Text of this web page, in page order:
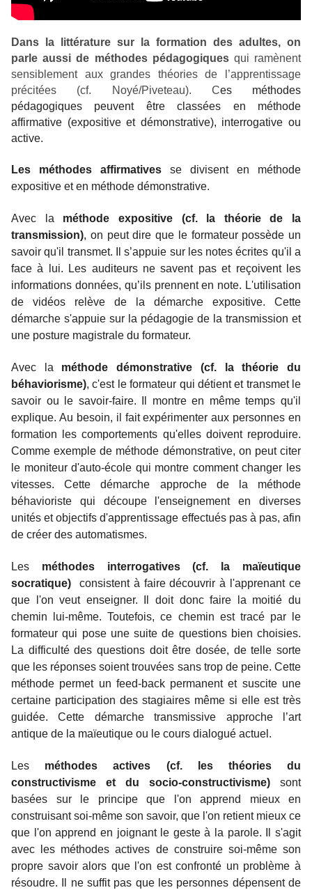
Dans la littérature sur la formation des adultes, on
parle aussi de méthodes pédagogiques qui ramènent
sensiblement aux grandes théories de l’apprentissage
précitées (cf. Noyé/Piveteau). Ces méthodes
pédagogiques peuvent être classées en méthode
affirmative (expositive et démonstrative), interrogative ou
active.
Les méthodes affirmatives se divisent en méthode
expositive et en méthode démonstrative.
Avec la méthode expositive (cf. la théorie de la
transmission), on peut dire que le formateur possède un
savoir qu'il transmet. Il s’appuie sur les notes écrites qu'il a
face à lui. Les auditeurs ne savent pas et reçoivent les
informations données, qu’ils prennent en note. L'utilisation
de vidéos relève de la démarche expositive. Cette
démarche s'appuie sur la pédagogie de la transmission et
une posture magistrale du formateur.
Avec la
méthode démonstrative (cf. la théorie du
béhaviorisme), c'est le formateur qui détient et transmet le
savoir ou le savoir-faire. Il montre en même temps qu'il
explique. Au besoin, il fait expérimenter aux personnes en
formation les comportements qu'elles doivent reproduire.
Comme exemple de méthode démonstrative, on peut citer
le moniteur d'auto-école qui montre comment changer les
vitesses. Cette démarche approche de la méthode
béhavioriste qui découpe l'enseignement en diverses
unités et objectifs d'apprentissage effectués pas à pas, afin
de créer des automatismes.
Les méthodes interrogatives(cf. la maïeutique
socratique)
consistent à faire découvrir à l'apprenant ce
que l'on veut enseigner. Il doit donc faire la moitié du
chemin lui-même. Toutefois, ce chemin est tracé par le
formateur qui pose une suite de questions bien choisies.
La difficulté des questions doit être dosée, de telle sorte
que les réponses soient trouvées sans trop de peine. Cette
méthode permet un feed-back permanent et suscite une
certaine participation des stagiaires même si elle est très
guidée. Cette démarche transmissive approche l’art
antique de la maïeutique ou le cours dialogué actuel.
Les
méthodes actives (cf. les théories du
constructivisme et du socio-constructivisme)
sont
basées sur le principe que l'on apprend mieux en
construisant soi-même son savoir, que l'on retient mieux ce
que l'on apprend en joignant le geste à la parole. Il s'agit
avec les méthodes actives de construire soi-même son
propre savoir alors que l'on est confronté un problème à
résoudre. Il ne suffit pas que les personnes dépensent de